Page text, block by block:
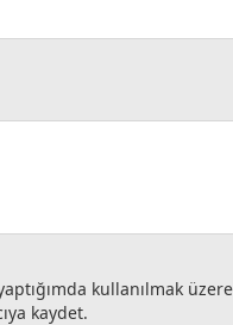
kullanılmak
kaydet.